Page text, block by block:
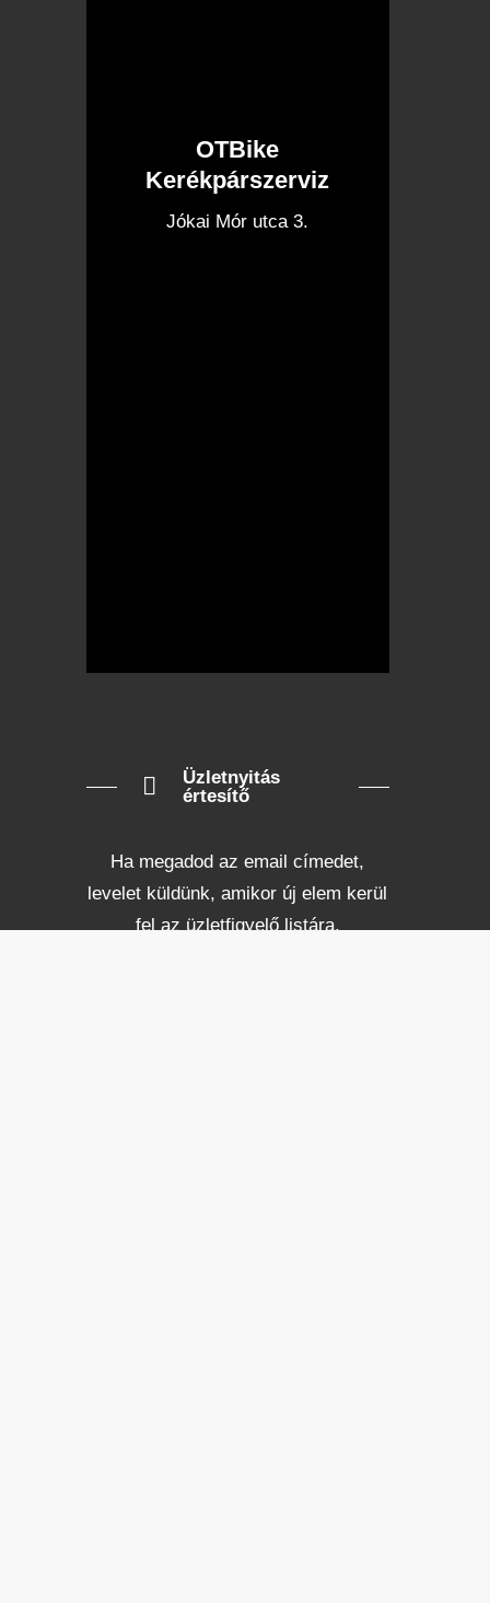
OTBike
Kerékpárszerviz
Jókai Mór utca 3.
Üzletnyitás
értesítő
Ha megadod az email címedet,
levelet küldünk, amikor új elem kerül
fel az üzletfigyelő listára.